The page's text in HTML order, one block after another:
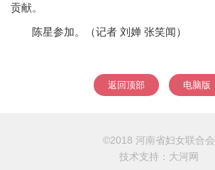
贡献。
陈星参加。（记者 刘婵 张笑闻）
返回顶部 电脑版
©2018 河南省妇女联合会
技术支持： 大河网